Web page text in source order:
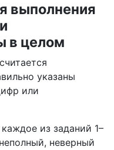
выполнения
в целом
указаны
или
из заданий 1–
неверный